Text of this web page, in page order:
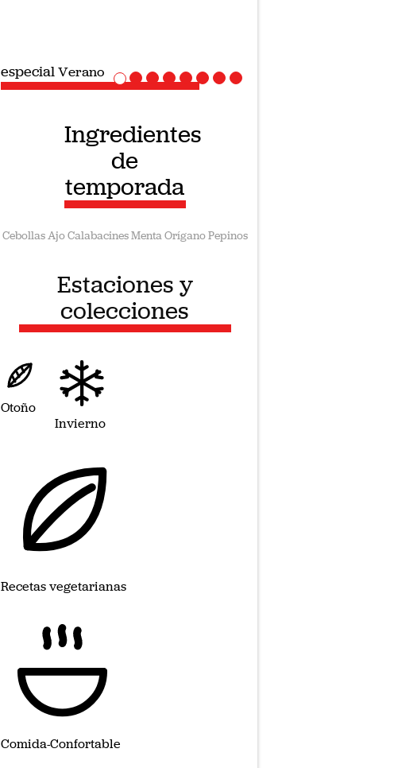
especialRecetas veganas
Ingredientes
de
temporada
CebollasAjoCalabacinesMentaOríganoPepinos
Estaciones y
colecciones
Otoño
Invierno
Recetas vegetarianas
Comida-Confortable